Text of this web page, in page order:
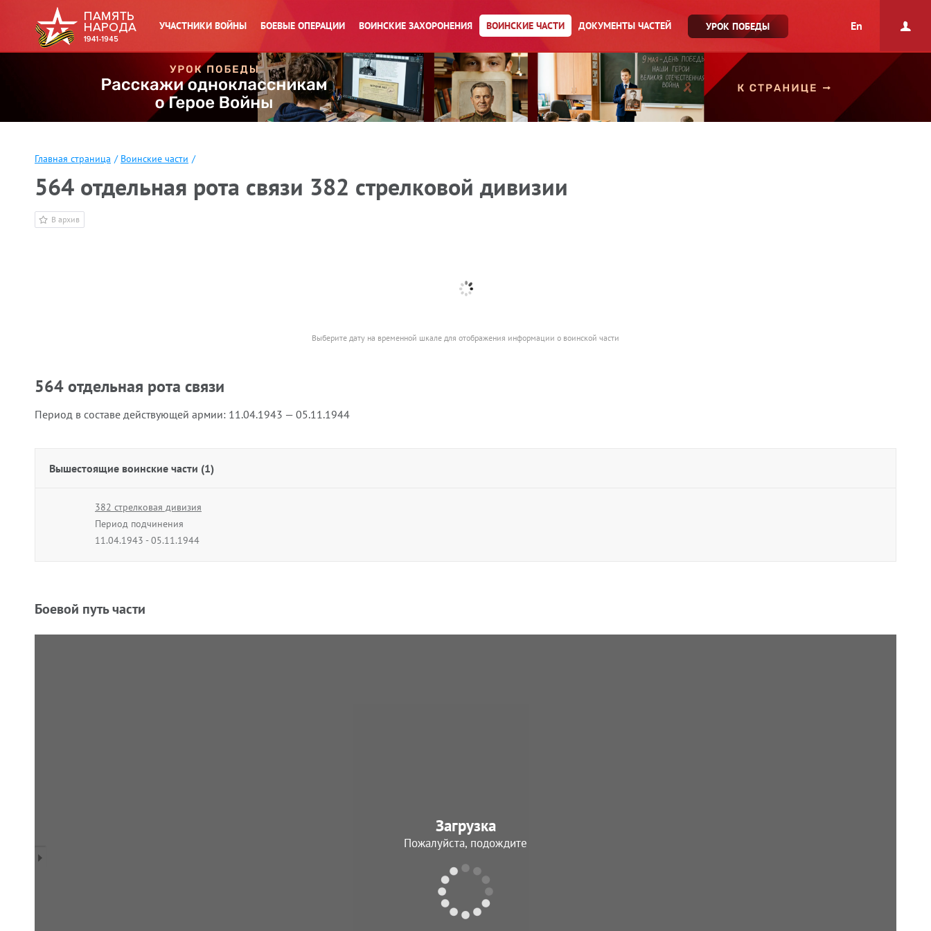
УЧАСТНИКИ ВОЙНЫ БОЕВЫЕ ОПЕРАЦИИ ВОИНСКИЕ ЗАХОРОНЕНИЯ ВОИНСКИЕ ЧАСТИ ДОКУМЕНТЫ ЧАСТЕЙ УРОК ПОБЕДЫ En
Главная страница / Воинские части /
564 отдельная рота связи 382 стрелковой дивизии
В архив
Выберите дату на временной шкале для отображения информации о воинской части
564 отдельная рота связи
Период в составе действующей армии: 11.04.1943 — 05.11.1944
Вышестоящие воинские части (1)
382 стрелковая дивизия
Период подчинения
11.04.1943 - 05.11.1944
Боевой путь части
Загрузка
Пожалуйста, подождите